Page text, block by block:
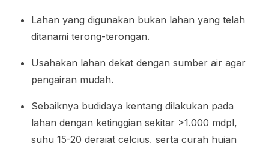
Lahan yang digunakan bukan lahan yang telah
ditanami terong-terongan.
Usahakan lahan dekat dengan sumber air agar
pengairan mudah.
Sebaiknya budidaya kentang dilakukan pada
lahan dengan ketinggian sekitar >1.000 mdpl,
suhu 15-20 derajat celcius, serta curah hujan